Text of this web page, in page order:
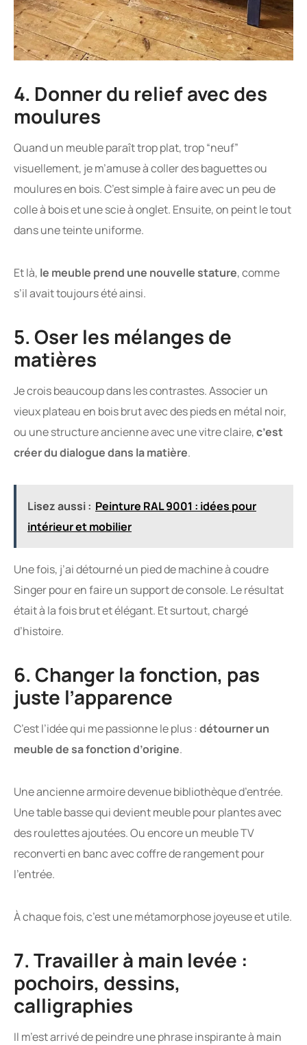
4. Donner du relief avec des
moulures
Quand un meuble paraît trop plat, trop “neuf”
visuellement, je m’amuse à coller des baguettes ou
moulures en bois. C’est simple à faire avec un peu de
colle à bois et une scie à onglet. Ensuite, on peint le tout
dans une teinte uniforme.
Et là, le meuble prend une nouvelle stature, comme
s’il avait toujours été ainsi.
5. Oser les mélanges de
matières
Je crois beaucoup dans les contrastes. Associer un
vieux plateau en bois brut avec des pieds en métal noir,
ou une structure ancienne avec une vitre claire,c’est
créer du dialogue dans la matière.
Lisez aussi : Peinture RAL 9001 : idées pour
intérieur et mobilier
Une fois, j’ai détourné un pied de machine à coudre
Singer pour en faire un support de console. Le résultat
était à la fois brut et élégant. Et surtout, chargé
d’histoire.
6. Changer la fonction, pas
juste l’apparence
C’est l’idée qui me passionne le plus : détourner un
meuble de sa fonction d’origine.
Une ancienne armoire devenue bibliothèque d’entrée.
Une table basse qui devient meuble pour plantes avec
des roulettes ajoutées. Ou encore un meuble TV
reconverti en banc avec coffre de rangement pour
l’entrée.
À chaque fois, c’est une métamorphose joyeuse et utile.
7. Travailler à main levée :
pochoirs, dessins,
calligraphies
Il m’est arrivé de peindre une phrase inspirante à main